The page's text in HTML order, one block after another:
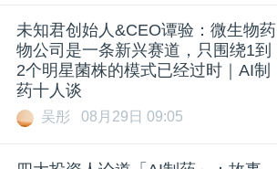
未知君创始人&CEO谭验：微生物药
物公司是一条新兴赛道，只围绕1到
2个明星菌株的模式已经过时｜AI制
药十人谈
吴彤 08月29日 09:05